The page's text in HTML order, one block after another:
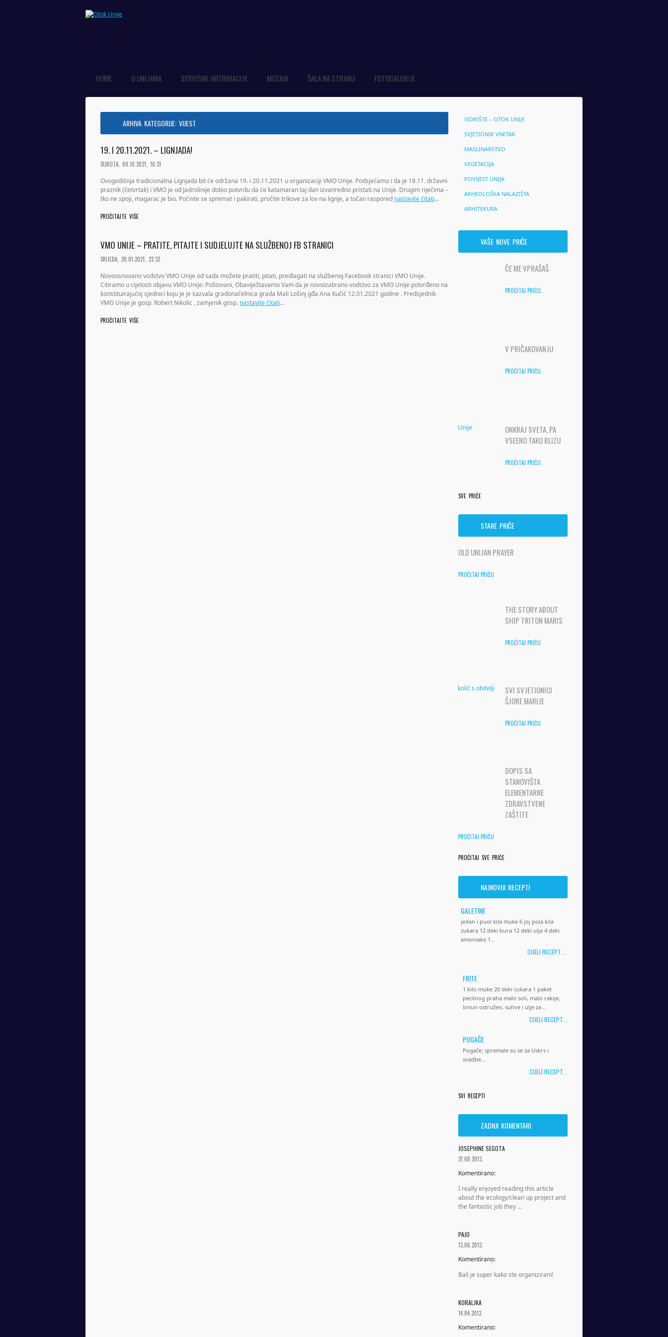
HOME O UNIJAMA SERVISNE INFORMACIJE MOZAIK ŠALA NA STRANU FOTOGALERIJE
ARHIVA KATEGORIJE: VIJEST
19. I 20.11.2021. – LIGNJADA!
SUBOTA, 09.10.2021, 10:31
Ovogodišnja tradicionalna Lignjada bit će održana 19. i 20.11.2021 u organizaciji VMO Unije. Podsjećamo i da je 18.11. državni
praznik (četvrtak) i VMO je od Jadrolinije dobio potvrdu da će katamaran taj dan izvanredno pristati na Unije. Drugim riječima –
tko ne spoji, magarac je bio. Počnite se spremat i pakirati, pročite trikove za lov na lignje, a točan raspored nastavite čitati...
PROČITAJTE VIŠE
VMO UNIJE – PRATITE, PITAJTE I SUDJELUJTE NA SLUŽBENOJ FB STRANICI
SRIJEDA, 20.01.2021, 22:32
Novoosnovano vodstvo VMO Unije od sada možete pratiti, pitati, predlagati na službenoj Facebook stranici VMO Unije.
Citiramo u cijelosti objavu VMO Unije: Poštovani, Obaviještavamo Vam da je novoizabrano vodstvo za VMO Unije potvrđeno na
konstituirajućoj sjednici koju je je sazvala gradonačelnica grada Mali Lošinj gđa Ana Kučić 12.01.2021 godine . Predsjednik
VMO Unije je gosp. Robert Nikolic , zamjenik gosp. nastavite čitati...
PROČITAJTE VIŠE
SIDRIŠTE – OTOK UNIJE
SVJETIONIK VNETAK
MASLINARSTVO
VEGETACIJA
POVIJEST UNIJA
ARHEOLOŠKA NALAZIŠTA
ARHITEKURA
VAŠE NOVE PRIČE
ČE ME VPRAŠAŠ
PROČITAJ PRIČU..
V PRIČAKOVANJU
PROČITAJ PRIČU..
ONKRAJ SVETA, PA
VSEENO TAKO BLIZU
PROČITAJ PRIČU..
SVE PRIČE
STARE PRIČE
OLD UNIJAN PRAYER
PROČITAJ PRIČU
THE STORY ABOUT
SHIP TRITON MARIS
PROČITAJ PRIČU
SVI SVJETIONICI
ŠJORE MARIJE
PROČITAJ PRIČU
DOPIS SA
STANOVIŠTA
ELEMENTARNE
ZDRAVSTVENE
ZAŠTITE
PROČITAJ PRIČU
PROČITAJ SVE PRIČE
NAJNOVIJI RECEPTI
GALETINE
jedan i puol kila muke 6 joj pola kila
zukara 12 deki bura 12 deki ulja 4 deki
amoniake 1...
CIJELI RECEPT...
FRITE
1 kilo muke 20 deki cukara 1 paket
pecilnog praha malo soli, malo rakije,
limun ostružen, suhve i ulje za...
CIJELI RECEPT...
POGAČE
Pogače; spremale su se za Uskrs i
svadbe...
CIJELI RECEPT...
SVI RECEPTI
ZADNJI KOMENTARI
JOSEPHINE SEGOTA
21.08.2013.
Komentirano:
I really enjoyed reading this article
about the ecology/clean up project and
the fantastic job they ...
PAJO
13.06.2013.
Komentirano:
Baš je super kako ste organizirani!
KORALJKA
14.04.2013.
Komentirano: